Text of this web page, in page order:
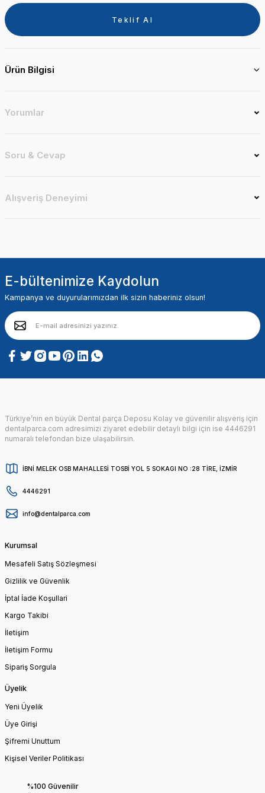
Teklif Al
Ürün Bilgisi
Yorumlar
Soru & Cevap
Alışveriş Deneyimi
E-bültenimize Kaydolun
Kampanya ve duyurularımızdan ilk sizin haberiniz olsun!
Türkiye’nin en büyük Dental parça Deposu Kolay ve güvenilir alışveriş için
dentalparca.com adresimizi ziyaret edebilir detaylı bilgi için ise 4446291
numaralı telefondan bize ulaşabilirsin.
İBNİ MELEK OSB MAHALLESİ TOSBİ YOL 5 SOKAGI NO :28 TİRE, İZMİR
4446291
info@dentalparca.com
Kurumsal
Mesafeli Satış Sözleşmesi
Gizlilik ve Güvenlik
İptal İade Koşullari
Kargo Takibi
İletişim
İletişim Formu
Sipariş Sorgula
Üyelik
Yeni Üyelik
Üye Girişi
Şifremi Unuttum
Kişisel Veriler Politikası
%100 Güvenilir